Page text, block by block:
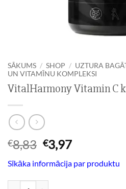
SĀKUMS / SHOP / UZTURA
UN VITAMĪNU KOMPLEKSI
VitalHarmony Vitamin C
€8,83 Original
price
was:
€8,83.
€3,97Current
is:
Sīkāka informācija par produktu